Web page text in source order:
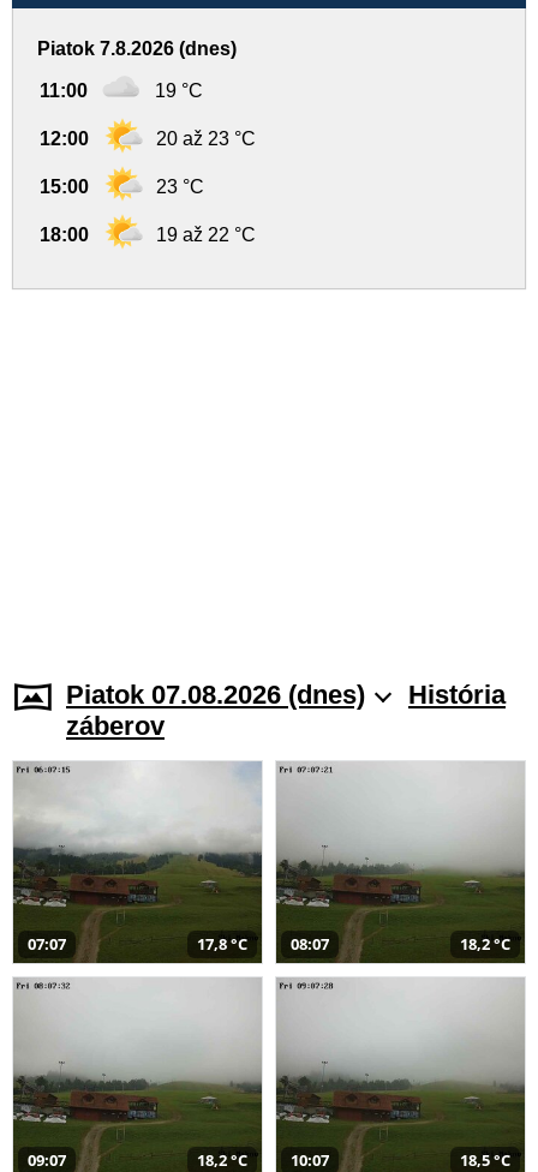
Piatok 7.8.2026 (dnes)
11:00 19 °C
12:00 20 až 23 °C
15:00 23 °C
18:00 19 až 22 °C
Piatok 07.08.2026 (dnes)
História
záberov
07:07 17,8 °C 08:07 18,2 °C
09:07 18,2 °C 10:07 18,5 °C